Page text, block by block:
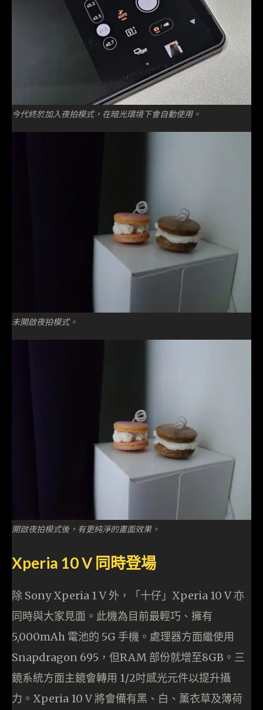
今代終於加入夜拍模式，在暗光環境下會自動使用。
未開啟夜拍模式。
開啟夜拍模式後，有更純淨的畫面效果。
Xperia 10 V 同時登場
除 Sony Xperia 1 V 外，「十仔」Xperia 10 V 亦
同時與大家見面。此機為目前最輕巧、擁有
5,000mAh 電池的 5G 手機。處理器方面繼使用
Snapdragon 695，但RAM 部份就增至8GB。三
鏡系統方面主鏡會轉用 1/2吋感光元件以提升攝
力。Xperia 10 V 將會備有黑、白、薰衣草及薄荷